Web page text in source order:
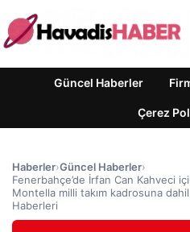
Güncel Haberler
Çerez
Haberler›Güncel Haberler›
Fenerbahçe’de İrfan Can Kahveci
Montella milli takım kadrosuna
Haberleri